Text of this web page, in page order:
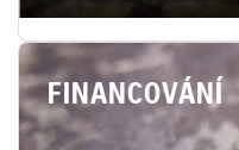
FINANCOVÁNÍ